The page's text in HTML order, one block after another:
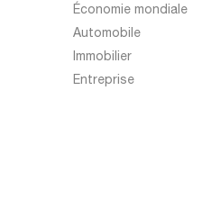
Économie mondiale
Automobile
Immobilier
Entreprise